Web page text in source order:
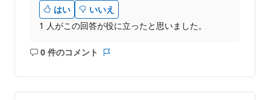
はい
いいえ
1 人がこの回答が役に立ったと思いました。
0 件のコメント
コ
ト
ト